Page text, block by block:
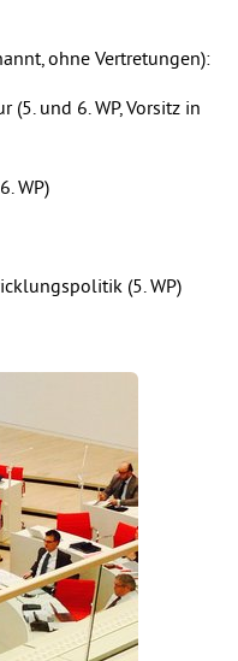
ohne Vertretungen):
und 6. WP, Vorsitz in
WP)
(5. WP)